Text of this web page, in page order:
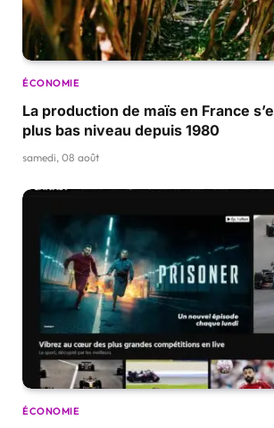
ÉCONOMIE
La production de maïs en France
plus bas niveau depuis 1980
samedi, 08 août
ÉCONOMIE